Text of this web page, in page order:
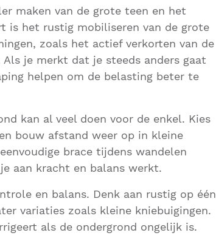
maken van de grote teen en het
is het rustig mobiliseren van de grote
zoals het actief verkorten van de
je merkt dat je steeds anders gaat
helpen om de belasting beter te
kan al veel doen voor de enkel. Kies
bouw afstand weer op in kleine
brace tijdens wandelen
aan kracht en balans werkt.
en balans. Denk aan rustig op één
variaties zoals kleine kniebuigingen.
als de ondergrond ongelijk is.